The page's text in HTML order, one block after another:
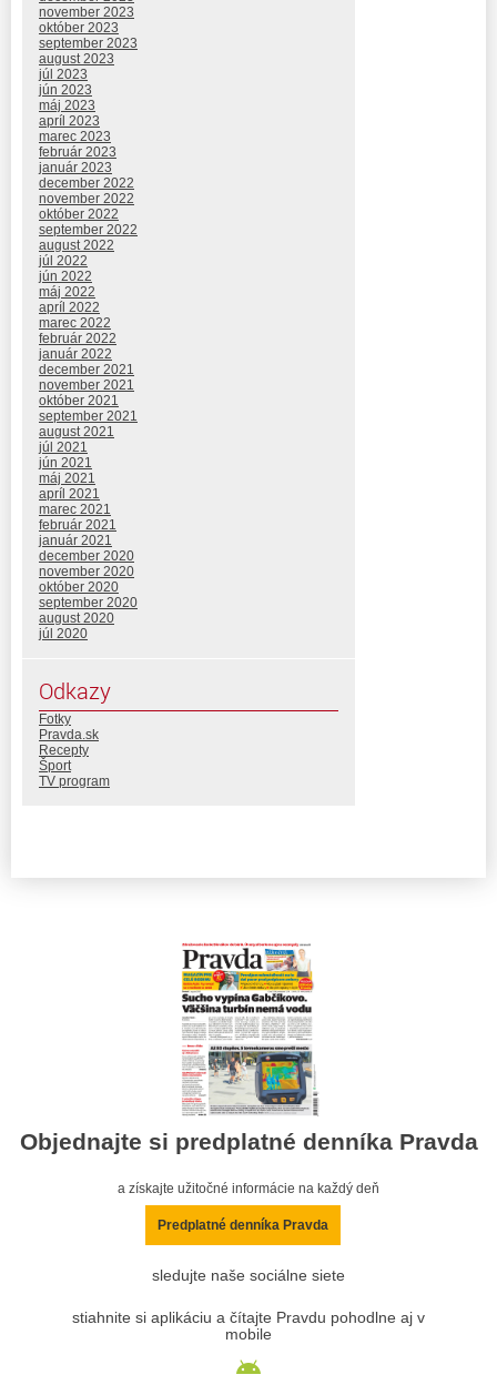
november 2023
október 2023
september 2023
august 2023
júl 2023
jún 2023
máj 2023
apríl 2023
marec 2023
február 2023
január 2023
december 2022
november 2022
október 2022
september 2022
august 2022
júl 2022
jún 2022
máj 2022
apríl 2022
marec 2022
február 2022
január 2022
december 2021
november 2021
október 2021
september 2021
august 2021
júl 2021
jún 2021
máj 2021
apríl 2021
marec 2021
február 2021
január 2021
december 2020
november 2020
október 2020
september 2020
august 2020
júl 2020
Odkazy
Fotky
Pravda.sk
Recepty
Šport
TV program
Objednajte si predplatné denníka Pravda
a získajte užitočné informácie na každý deň
Predplatné denníka Pravda
sledujte naše sociálne siete
stiahnite si aplikáciu a čítajte Pravdu pohodlne aj v
mobile